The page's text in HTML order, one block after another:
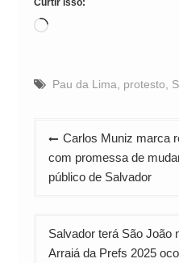
Curtir isso:
Carregando...
Pau da Lima, protesto,
Navegação
de
Post
Carlos Muniz marca
com promessa de
público de Salvador
Salvador terá São João
Arraiá da Prefs 2025